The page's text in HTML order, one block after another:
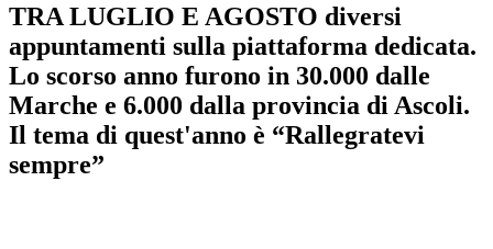
TRA LUGLIO E AGOSTO diversi
appuntamenti sulla piattaforma dedicata.
Lo scorso anno furono in 30.000 dalle
Marche e 6.000 dalla provincia di Ascoli.
Il tema di quest'anno è “Rallegratevi
sempre”